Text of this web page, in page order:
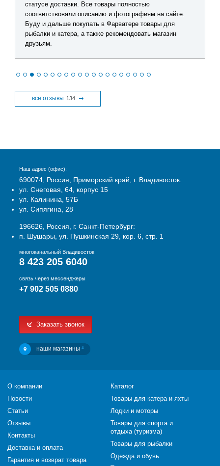
статусе доставки. Все товары полностью
соответствовали описанию и фотографиям на сайте.
Буду и дальше покупать в Фарватере товары для
рыбалки и катера, а также рекомендовать магазин
друзьям.
все отзывы 134
Наш адрес (офис):
690074, Россия, Приморский край, г. Владивосток:
ул. Снеговая, 64, корпус 15
ул. Калинина, 57Б
ул. Сипягина, 28
196626, Россия, г. Санкт-Петербург:
п. Шушары, ул. Пушкинская 29, кор. 6, стр. 1
многоканальный Владивосток
8 423 205 6040
связь через мессенджеры
+7 902 505 0880
Заказать звонок
наши магазины 4
О компании
Новости
Статьи
Отзывы
Контакты
Доставка и оплата
Гарантия и возврат товара
Каталог
Товары для катера и яхты
Лодки и моторы
Товары для спорта и
отдыха (туризма)
Товары для рыбалки
Одежда и обувь